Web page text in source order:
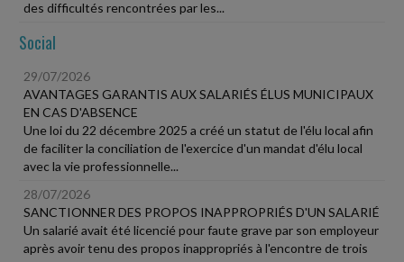
des difficultés rencontrées par les...
Social
29/07/2026
AVANTAGES GARANTIS AUX SALARIÉS ÉLUS MUNICIPAUX
EN CAS D'ABSENCE
Une loi du 22 décembre 2025 a créé un statut de l'élu local afin
de faciliter la conciliation de l'exercice d'un mandat d'élu local
avec la vie professionnelle...
28/07/2026
SANCTIONNER DES PROPOS INAPPROPRIÉS D'UN SALARIÉ
Un salarié avait été licencié pour faute grave par son employeur
après avoir tenu des propos inappropriés à l'encontre de trois